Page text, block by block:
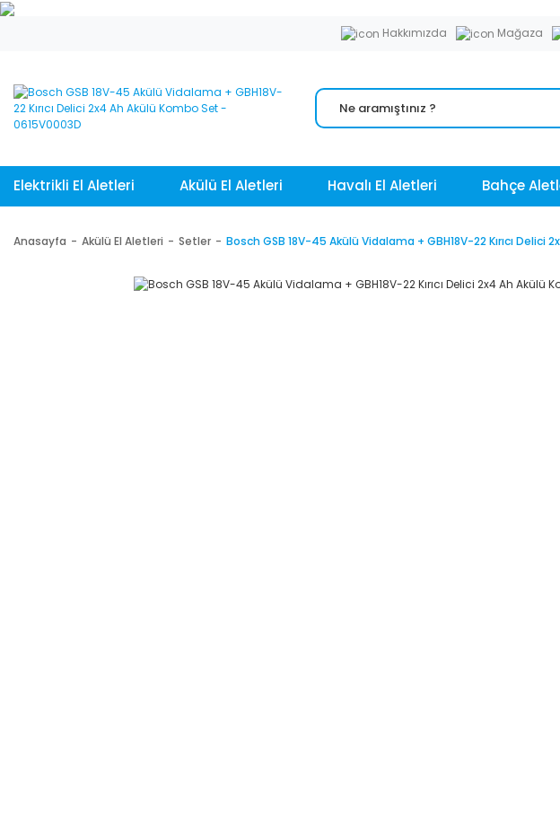
Hakkımızda Mağaza
Elektrikli El Aletleri Akülü El Aletleri Havalı El Aletleri Bahçe
Anasayfa Akülü El Aletleri Setler Bosch GSB 18V-45 Akülü Vidalama + GBH18V-22 Kırıcı